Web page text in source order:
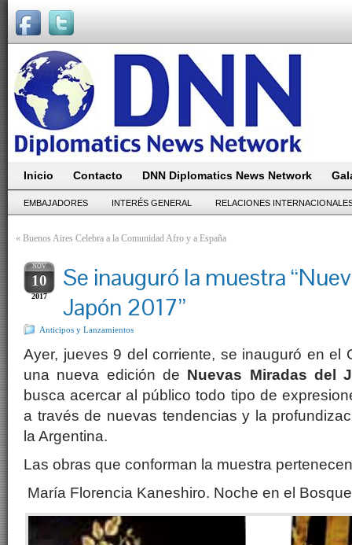
Inicio Contacto DNN Diplomatics News Network
EMBAJADORES INTERÉS GENERAL RELACIONES
« Buenos Aires Celebra a la Comunidad Afro y a España
NOV
10
2017
Se inauguró la muestra
Japón 2017”
Anticipos y Lanzamientos
Ayer, jueves 9 del corriente, se inauguró en el
una nueva edición de Nuevas Miradas del
busca acercar al público todo tipo de
a través de nuevas tendencias y la
la Argentina.
Las obras que conforman la muestra
María Florencia Kaneshiro. Noche en el